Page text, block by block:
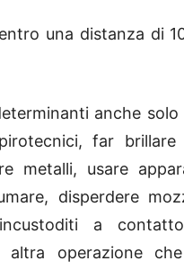
una distanza di
anche solo
far
metalli, usare
disperdere
a
altra operazione